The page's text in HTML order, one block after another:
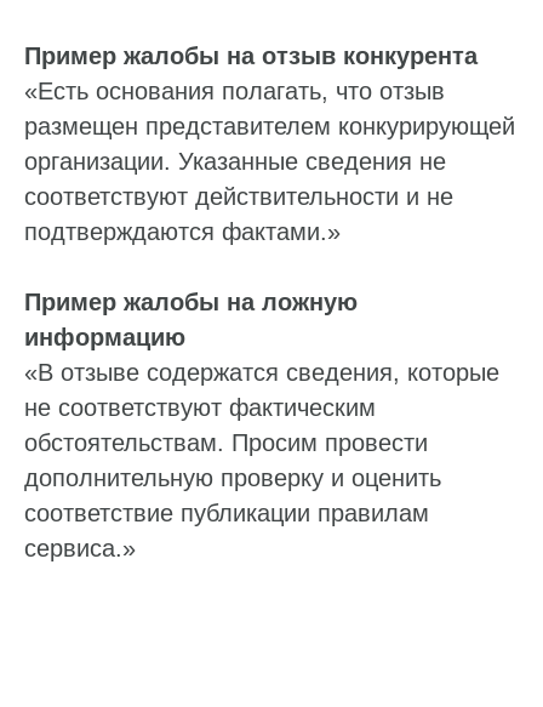
Пример жалобы на отзыв конкурента
«Есть основания полагать, что отзыв
размещен представителем конкурирующей
организации. Указанные сведения не
соответствуют действительности и не
подтверждаются фактами.»
Пример жалобы на ложную
информацию
«В отзыве содержатся сведения, которые
не соответствуют фактическим
обстоятельствам. Просим провести
дополнительную проверку и оценить
соответствие публикации правилам
сервиса.»